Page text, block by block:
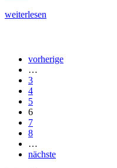
weiterlesen
vorherige
…
3
4
5
6
7
8
…
nächste